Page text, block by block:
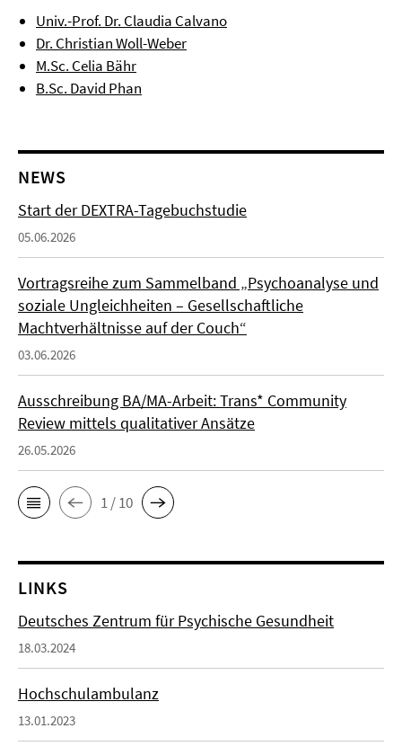
Univ.-Prof. Dr. Claudia Calvano
Dr. Christian Woll-Weber
M.Sc. Celia Bähr
B.Sc. David Phan
NEWS
Start der DEXTRA-Tagebuchstudie
05.06.2026
Vortragsreihe zum Sammelband „Psychoanalyse und
soziale Ungleichheiten – Gesellschaftliche
Machtverhältnisse auf der Couch“
03.06.2026
Ausschreibung BA/MA-Arbeit: Trans* Community
Review mittels qualitativer Ansätze
26.05.2026
1 / 10
LINKS
Deutsches Zentrum für Psychische Gesundheit
18.03.2024
Hochschulambulanz
13.01.2023